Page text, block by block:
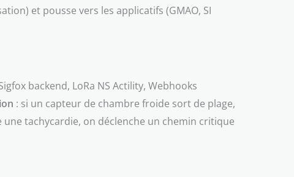
et pousse vers les applicatifs (GMAO, SI
backend, LoRa NS Actility, Webhooks
: si un capteur de chambre froide sort de plage,
tachycardie, on déclenche un chemin critique